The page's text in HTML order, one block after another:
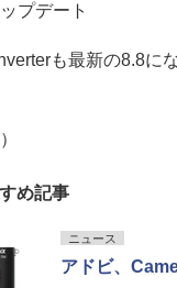
プデート
も最新の8.8に
め記事
ニュース
アドビ、